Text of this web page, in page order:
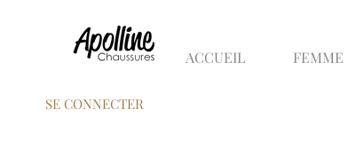
ACCUEIL FEMME
SE CONNECTER